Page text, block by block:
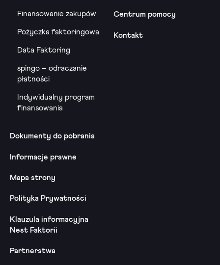
Finansowanie zakupów
Pożyczka faktoringowa
Data Faktoring
spingo – odraczanie
płatności
Indywidualny program
finansowania
Centrum pomocy
Kontakt
Dokumenty do pobrania
Informacje prawne
Mapa strony
Polityka Prywatności
Klauzula informacyjna
Nest Faktorii
Partnerstwa